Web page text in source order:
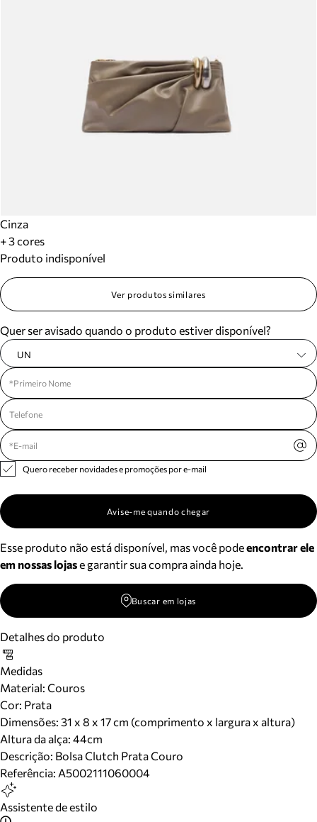
Cinza
+ 3 cores
Produto indisponível
Ver produtos similares
Quer ser avisado quando o produto estiver disponível?
UN
Quero receber novidades e promoções por e-mail
Avise-me quando chegar
Esse produto não está disponível, mas você podeencontrar ele
em nossas lojase garantir sua compra ainda hoje.
Buscar em lojas
Detalhes do produto
Medidas
Material: Couros
Cor: Prata
Dimensões: 31 x 8 x 17 cm (comprimento x largura x altura)
Altura da alça: 44cm
Descrição: Bolsa Clutch Prata Couro
Referência: A5002111060004
Assistente de estilo